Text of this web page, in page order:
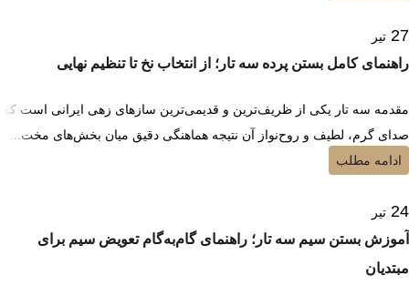
27 تیر
راهنمای کامل بستن پرده سه تار؛ از انتخاب نخ تا تنظیم نهایی
مقدمه سه تار یکی از ظریف‌ترین و قدیمی‌ترین سازهای زهی ایرانی است که
صدای گرم، لطیف و روح‌نواز آن نتیجه هماهنگی دقیق میان بخش‌های مخت...
ادامه مطلب
24 تیر
آموزش بستن سیم سه تار؛ راهنمای گام‌به‌گام تعویض سیم برای
مبتدیان